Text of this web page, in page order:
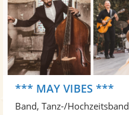
*** MAY VIBES ***
Band, Tanz-/Hochzeitsband